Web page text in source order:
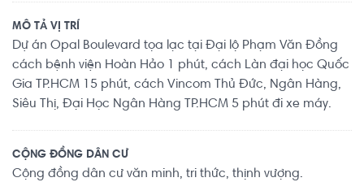
MÔ TẢ VỊ TRÍ
Dự án Opal Boulevard tọa lạc tại Đại lộ Phạm Văn Đồng
cách bệnh viện Hoàn Hảo 1 phút, cách Làn đại học Quốc
Gia TP.HCM 15 phút, cách Vincom Thủ Đức, Ngân Hàng,
Siêu Thị, Đại Học Ngân Hàng TP.HCM 5 phút đi xe máy.
CỘNG ĐỒNG DÂN CƯ
Cộng đồng dân cư văn minh, tri thức, thịnh vượng.